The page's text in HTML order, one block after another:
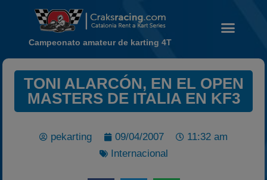
Noticias
Calendario
Carreras finalizadas
Campeonato
Campeonato amateur de karting 4T
TONI ALARCÓN, EN EL OPEN
MASTERS DE ITALIA EN KF3
pekarting 09/04/2007
11:32 am
Internacional